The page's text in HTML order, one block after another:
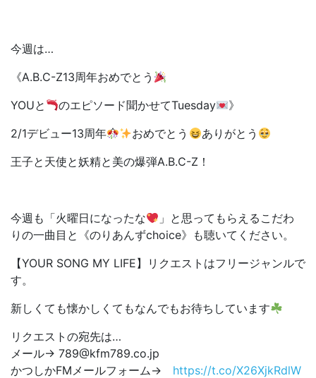
今週は…
《A.B.C-Z13周年おめでとう
YOUと
のエピソード聞かせてTuesday
》
2/1デビュー13周年
おめでとう
ありがとう
王子と天使と妖精と美の爆弾A.B.C-Z！
今週も「火曜日になったな
」と思ってもらえるこだわ
りの一曲目と《のりあんずchoice》も聴いてください。
【YOUR SONG MY LIFE】リクエストはフリージャンルで
す。
新しくても懐かしくてもなんでもお待ちしています
リクエストの宛先は…
メール→ 789@kfm789.co.jp
かつしかFMメールフォーム→ https://t.co/X26XjkRdlW